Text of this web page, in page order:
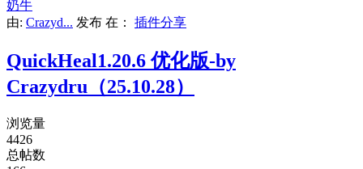
奶牛
由: Crazyd... 发布 在： 插件分享
QuickHeal1.20.6 优化版-by
Crazydru（25.10.28）
浏览量
4426
总帖数